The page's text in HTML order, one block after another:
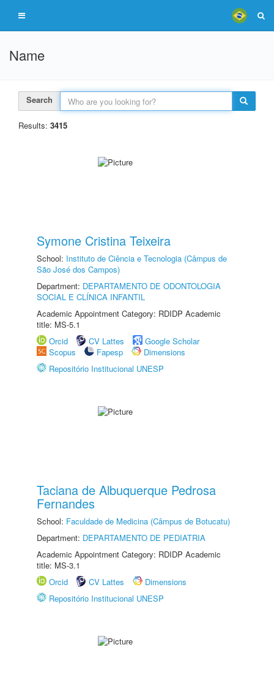
Name
Search
Results: 3415
Symone Cristina Teixeira
School: Instituto de Ciência e Tecnologia (Câmpus de
São José dos Campos)
Department: DEPARTAMENTO DE ODONTOLOGIA
SOCIAL E CLÍNICA INFANTIL
Academic Appointment Category: RDIDP Academic
title: MS-5.1
Orcid
CV Lattes
Google Scholar
Scopus
Fapesp
Dimensions
Repositório Institucional UNESP
Taciana de Albuquerque Pedrosa
Fernandes
School: Faculdade de Medicina (Câmpus de Botucatu)
Department: DEPARTAMENTO DE PEDIATRIA
Academic Appointment Category: RDIDP Academic
title: MS-3.1
Orcid
CV Lattes
Dimensions
Repositório Institucional UNESP